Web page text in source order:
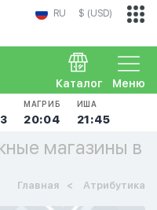
RU $ (USD)
Меню
Каталог
МАГРИБ
20:04
ИША
21:45
магазины в
Главная Атрибутика